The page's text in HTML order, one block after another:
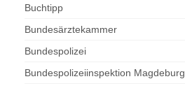
Buchtipp
Bundesärztekammer
Bundespolizei
Bundespolizeiinspektion Magdeburg